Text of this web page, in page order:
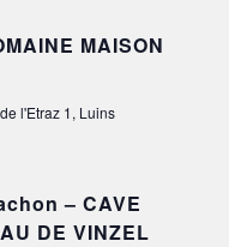
MAISON
l'Etraz 1, Luins
– CAVE
DE VINZEL